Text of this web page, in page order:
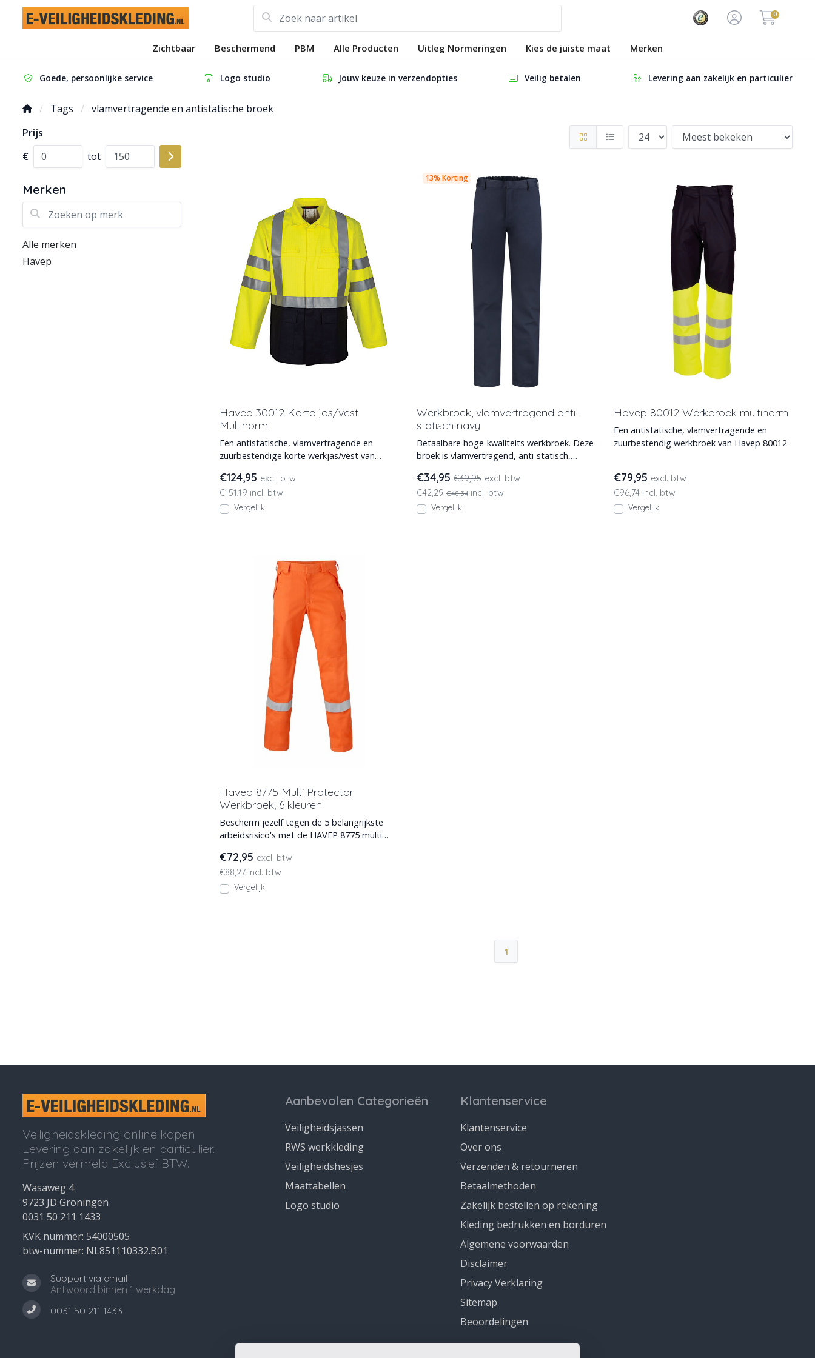
0
Zichtbaar Beschermend PBM Alle Producten Uitleg Normeringen Kies de juiste maat Merken
Goede, persoonlijke service Logo studio Jouw keuze in verzendopties Veilig betalen Levering aan zakelijk en particulier
Tags
vlamvertragende en antistatische broek
Prijs
€
tot
Merken
Zoeken op merk
Alle merken
Havep
Havep 30012 Korte jas/vest
Multinorm
Een antistatische, vlamvertragende en
zuurbestendige korte werkjas/vest van
€124,95 excl. btw
€151,19 incl. btw
Vergelijk
13% Korting
Werkbroek, vlamvertragend anti-
statisch navy
Betaalbare hoge-kwaliteits werkbroek. Deze
broek is vlamvertragend, anti-statisch,
€34,95 €39,95 excl. btw
€42,29 €48,34incl. btw
Vergelijk
Havep 80012 Werkbroek multinorm
Een antistatische, vlamvertragende en
zuurbestendig werkbroek van Havep 80012
€79,95 excl. btw
€96,74 incl. btw
Vergelijk
Havep 8775 Multi Protector
Werkbroek, 6 kleuren
Bescherm jezelf tegen de 5 belangrijkste
arbeidsrisico's met de HAVEP 8775 multi
€72,95 excl. btw
€88,27 incl. btw
Vergelijk
1
Veiligheidskleding online kopen
Levering aan zakelijk en particulier.
Prijzen vermeld Exclusief BTW.
Wasaweg 4
9723 JD Groningen
0031 50 211 1433
KVK nummer: 54000505
btw-nummer: NL851110332.B01
Support via email
Antwoord binnen 1 werkdag
0031 50 211 1433
Aanbevolen Categorieën
Veiligheidsjassen
RWS werkkleding
Veiligheidshesjes
Maattabellen
Logo studio
Klantenservice
Klantenservice
Over ons
Verzenden & retourneren
Betaalmethoden
Zakelijk bestellen op rekening
Kleding bedrukken en borduren
Algemene voorwaarden
Disclaimer
Privacy Verklaring
Sitemap
Beoordelingen